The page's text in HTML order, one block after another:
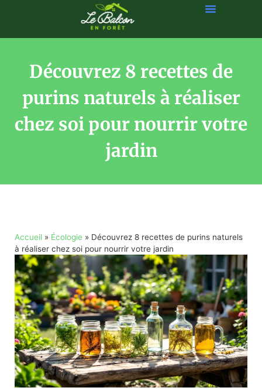
Découvrez 8 recettes de
purins naturels à réaliser
chez soi pour nourrir votre
jardin
Accueil » Écologie » Découvrez 8 recettes de purins naturels
à réaliser chez soi pour nourrir votre jardin